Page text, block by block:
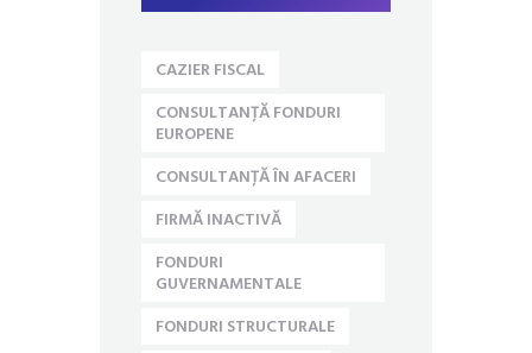
CAZIER FISCAL
CONSULTANȚĂ FONDURI
EUROPENE
CONSULTANȚĂ ÎN AFACERI
FIRMĂ INACTIVĂ
FONDURI
GUVERNAMENTALE
FONDURI STRUCTURALE